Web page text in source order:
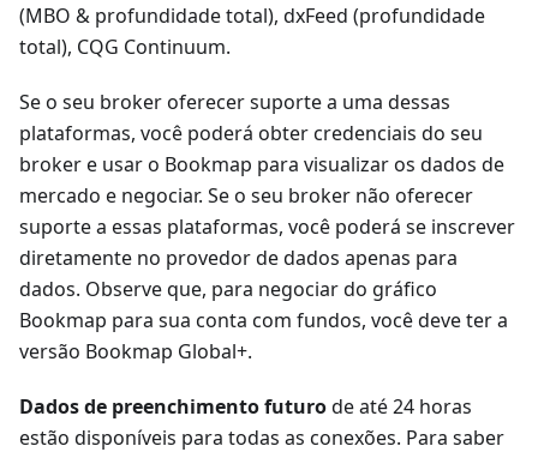
(MBO & profundidade total), dxFeed (profundidade
total), CQG Continuum.
Se o seu broker oferecer suporte a uma dessas
plataformas, você poderá obter credenciais do seu
broker e usar o Bookmap para visualizar os dados de
mercado e negociar. Se o seu broker não oferecer
suporte a essas plataformas, você poderá se inscrever
diretamente no provedor de dados apenas para
dados. Observe que, para negociar do gráfico
Bookmap para sua conta com fundos, você deve ter a
versão Bookmap Global+.
Dados de preenchimento futurode até 24 horas
estão disponíveis para todas as conexões. Para saber